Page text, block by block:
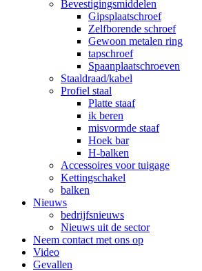
Bevestigingsmiddelen
Gipsplaatschroef
Zelfborende schroef
Gewoon metalen ring
tapschroef
Spaanplaatschroeven
Staaldraad/kabel
Profiel staal
Platte staaf
ik beren
misvormde staaf
Hoek bar
H-balken
Accessoires voor tuigage
Kettingschakel
balken
Nieuws
bedrijfsnieuws
Nieuws uit de sector
Neem contact met ons op
Video
Gevallen